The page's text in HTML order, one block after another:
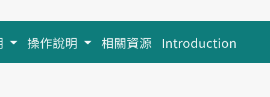
操作說明 相關資源 Introduction